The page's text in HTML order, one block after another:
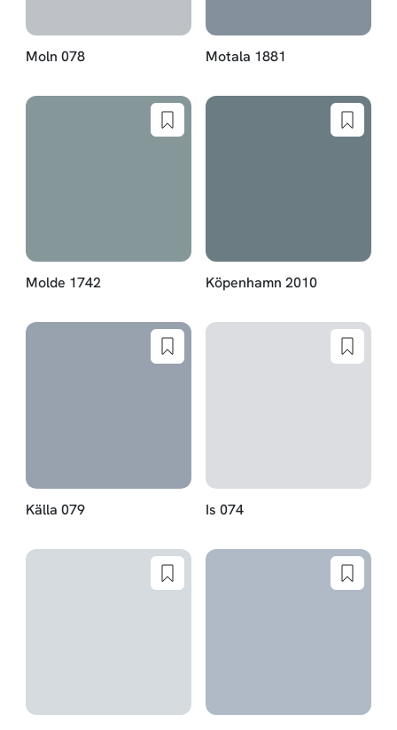
Moln 078 Motala 1881
Molde 1742 Köpenhamn 2010
Källa 079 Is 074